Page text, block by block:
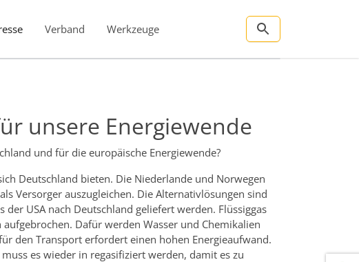
Verband Werkzeuge
unsere Energiewende
und für die europäische Energiewende?
Deutschland bieten. Die Niederlande und Norwegen
Versorger auszugleichen. Die Alternativlösungen sind
USA nach Deutschland geliefert werden. Flüssiggas
Dafür werden Wasser und Chemikalien
den Transport erfordert einen hohen Energieaufwand.
es wieder in regasifiziert werden, damit es zu